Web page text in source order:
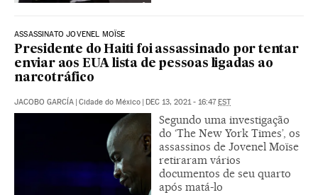
ASSASSINATO JOVENEL MOÏSE
Presidente do Haiti foi assassinado por tentar
enviar aos EUA lista de pessoas ligadas ao
narcotráfico
JACOBO GARCÍA Cidade do México DEC 13, 2021 - 16:47 EST
Segundo uma investigação
do ‘The New York Times’, os
assassinos de Jovenel Moïse
retiraram vários
documentos de seu quarto
após matá-lo